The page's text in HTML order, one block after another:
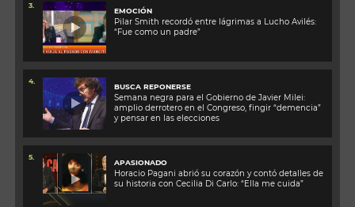
3.
EMOCIÓN
Pilar Smith recordó entre lágrimas a Lucho Avilés:
“Fue como un padre”
4.
BUSCA REPONERSE
Semana negra para el Gobierno de Javier Milei:
amplio derrotero en el Congreso, fingir “demencia”
y pensar en las elecciones
5.
APASIONADO
Horacio Pagani abrió su corazón y contó detalles de
su historia con Cecilia Di Carlo: “Ella me cuida”